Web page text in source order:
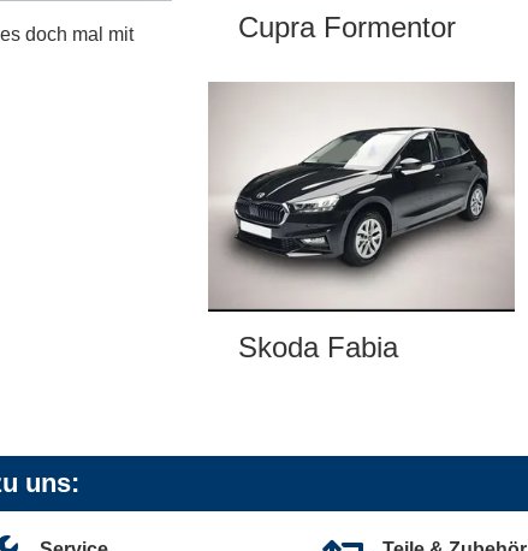
doch mal mit
Cupra Formentor
Skoda Fabia
uns: